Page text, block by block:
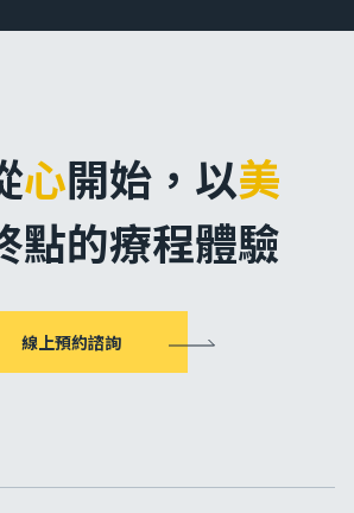
心開始， 以美
點的療程體驗
線上預約諮詢